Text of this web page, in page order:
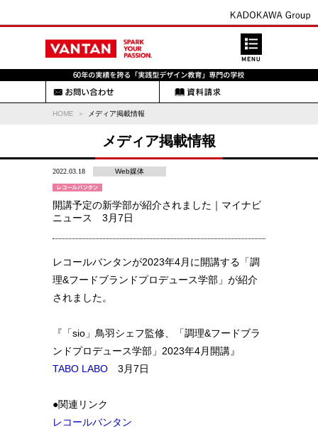
HOME メディア掲載情報
メディア掲載情報
2022.03.18 Web媒体
開講予定の新学部が紹介されました｜マイナビ
ニュース 3月7日
レコールバンタンが2023年4月に開講する「調
理&フードブランドプロデュース学部」が紹介
されました。
『「sio」鳥羽シェフ監修、「調理&フードブラ
ンドプロデュース学部」2023年4月開講』
TABO LABO 3月7日
●関連リンク
レコールバンタン